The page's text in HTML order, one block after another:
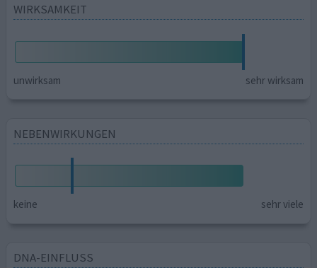
WIRKSAMKEIT
unwirksam sehr wirksam
NEBENWIRKUNGEN
keine sehr viele
DNA-EINFLUSS